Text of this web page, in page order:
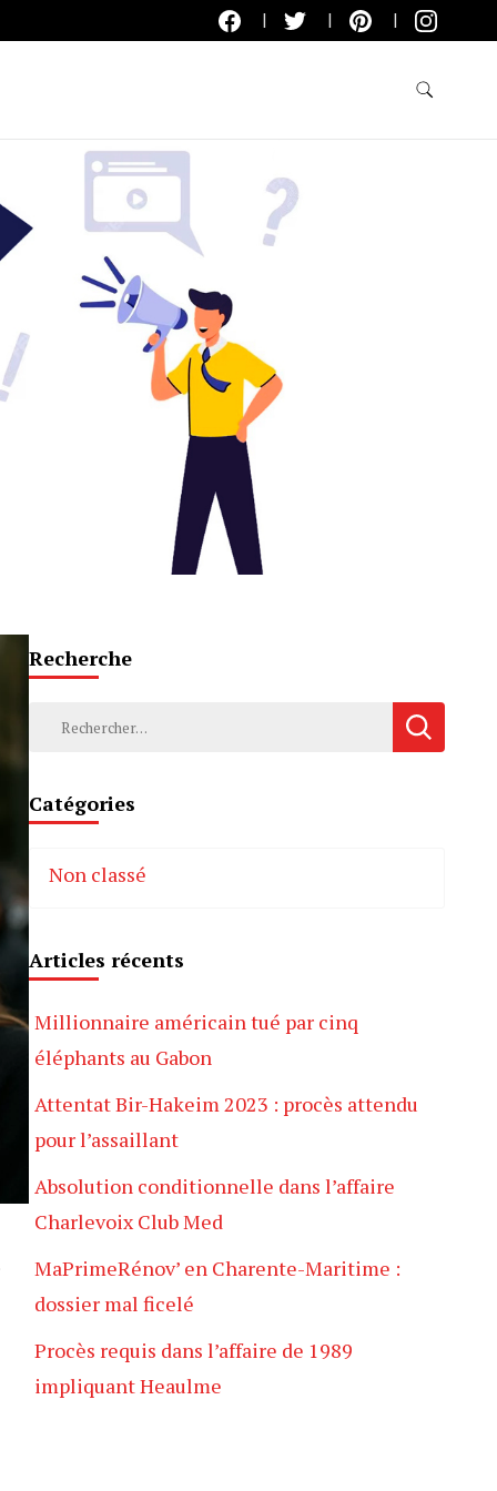
Recherche
Rechercher :
Catégories
Non classé
Articles récents
Millionnaire américain tué par cinq
éléphants au Gabon
Attentat Bir-Hakeim 2023 : procès attendu
pour l’assaillant
Absolution conditionnelle dans l’affaire
Charlevoix Club Med
MaPrimeRénov’ en Charente-Maritime :
dossier mal ficelé
Procès requis dans l’affaire de 1989
impliquant Heaulme